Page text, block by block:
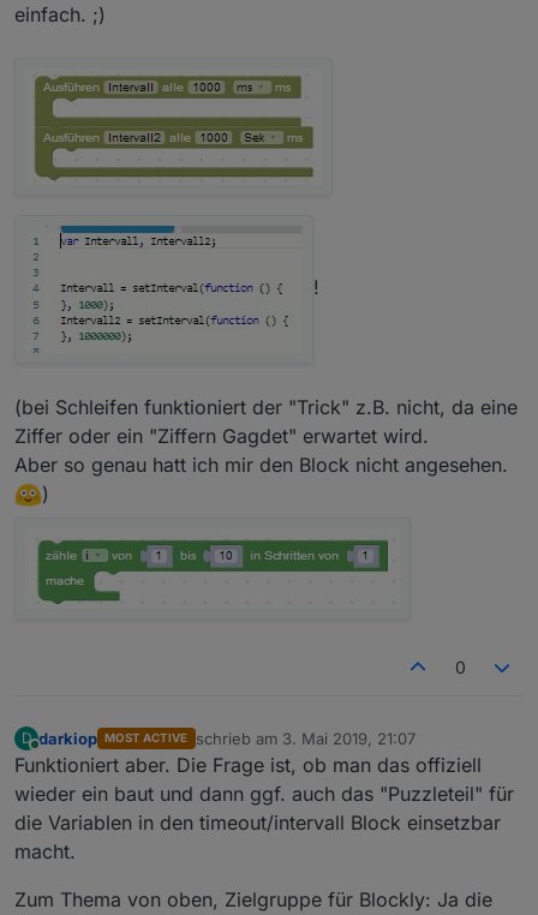
einfach. ;)
!
(bei Schleifen funktioniert der "Trick" z.B. nicht, da eine
Ziffer oder ein "Ziffern Gagdet" erwartet wird.
Aber so genau hatt ich mir den Block nicht angesehen.
)
0
D
Online
darkiop MOST ACTIVE schrieb am 3. Mai 2019, 21:07
zuletzt editiert von
Funktioniert aber. Die Frage ist, ob man das offiziell
wieder ein baut und dann ggf. auch das "Puzzleteil" für
die Variablen in den timeout/intervall Block einsetzbar
macht.
Zum Thema von oben, Zielgruppe für Blockly: Ja die